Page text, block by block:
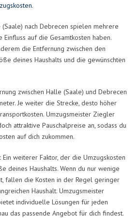
.
nach Debrecen spielen mehrere
Einfluss auf die Gesamtkosten haben.
die Entfernung zwischen den
deines Haushalts und die gewünschten
zwischen Halle (Saale) und Debrecen
Je weiter die Strecke, desto höher
Umzugsmeister Ziegler
attraktive Pauschalpreise an, sodass du
auf dich zukommen.
Ein weiterer Faktor, der die Umzugskosten
deines Haushalts. Wenn du nur wenige
fallen die Kosten in der Regel geringer
Haushalt. Umzugsmeister
individuelle Lösungen für jeden
das passende Angebot für dich findest.